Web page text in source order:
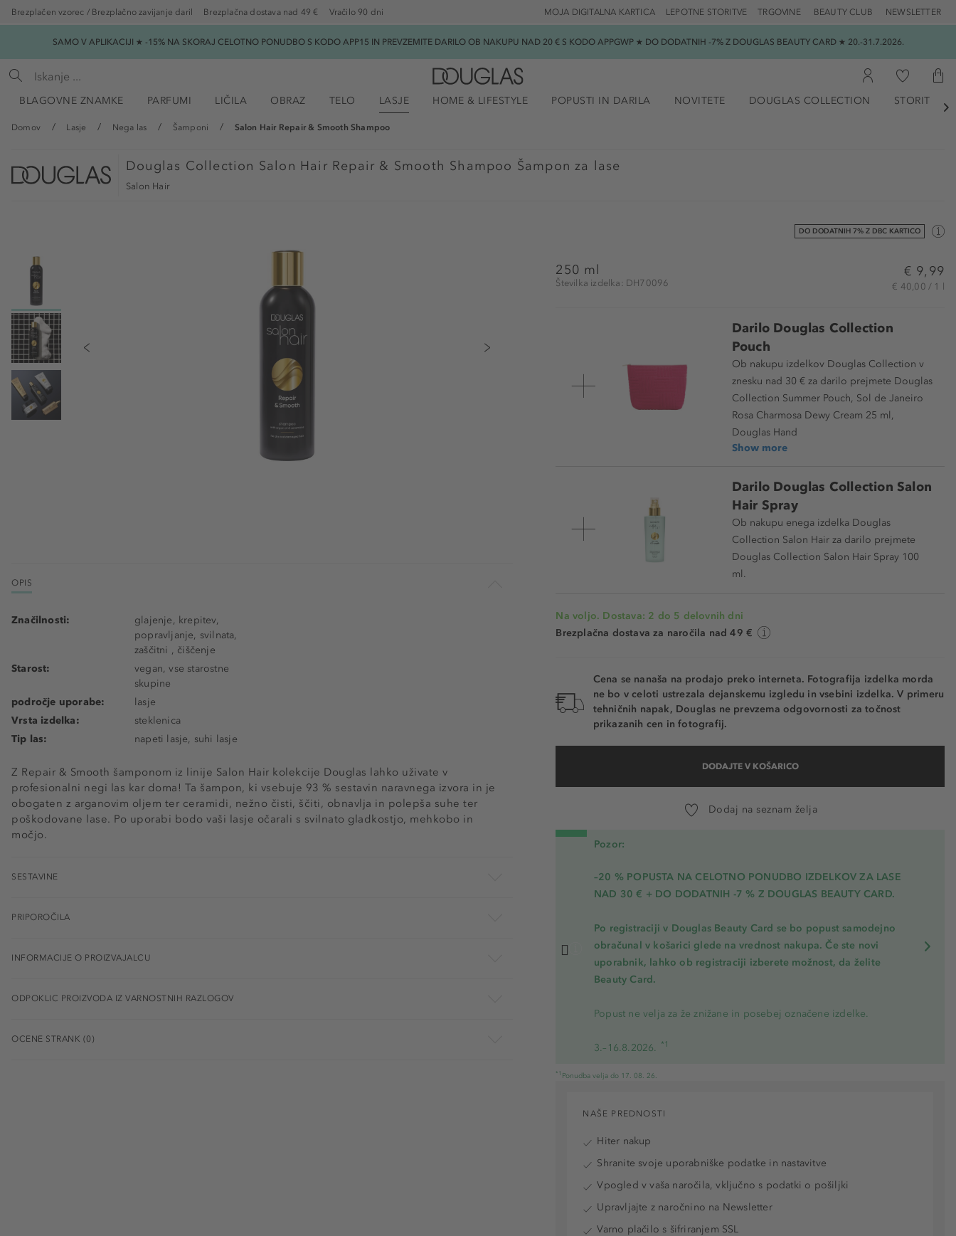
Brezplačen vzorec / Brezplačno zavijanje daril Brezplačna dostava nad 49 € Vračilo 90 dni TRGOVINE BEAUTY CLUB NEWSLETTER
LEPOTNE STORITVE
MOJA DIGITALNA KARTICA
SAMO V APLIKACIJI ★ -15% NA SKORAJ CELOTNO PONUDBO S KODO APP15 IN PREVZEMITE DARILO OB NAKUPU NAD 20 € S KODO APPGWP ★ DO DODATNIH -7% Z DOUGLAS BEAUTY CARD ★ 20.-31.7.2026.
BLAGOVNE ZNAMKE PARFUMI LIČILA OBRAZ TELO LASJE HOME & LIFESTYLE POPUSTI IN DARILA NOVITETE DOUGLAS COLLECTION STORITVE

Domov Lasje Nega las Šamponi Salon Hair Repair & Smooth Shampoo
Douglas Collection Salon Hair Repair & Smooth Shampoo Šampon za lase
Salon Hair
DO DODATNIH 7% Z DBC KARTICO
250 ml
Številka izdelka: DH70096
€ 9,99
€ 40,00 / 1 l
Darilo Douglas Collection
Pouch
Ob nakupu izdelkov Douglas Collection v
znesku nad 30 € za darilo prejmete Douglas
Collection Summer Pouch, Sol de Janeiro
Rosa Charmosa Dewy Cream 25 ml,
Douglas Hand
Show more
Darilo Douglas Collection Salon
Hair Spray
Ob nakupu enega izdelka Douglas
Collection Salon Hair za darilo prejmete
Douglas Collection Salon Hair Spray 100
ml.
Na voljo. Dostava: 2 do 5 delovnih dni
Brezplačna dostava za naročila nad 49 €
Cena se nanaša na prodajo preko interneta. Fotografija izdelka morda
ne bo v celoti ustrezala dejanskemu izgledu in vsebini izdelka. V primeru
tehničnih napak, Douglas ne prevzema odgovornosti za točnost
prikazanih cen in fotografij.
DODAJTE V KOŠARICO
Dodaj na seznam želja
Pozor:
–20 % POPUSTA NA CELOTNO PONUDBO IZDELKOV ZA LASE
NAD 30 € + DO DODATNIH -7 % Z DOUGLAS BEAUTY CARD.
Po registraciji v Douglas Beauty Card se bo popust samodejno
obračunal v košarici glede na vrednost nakupa. Če ste novi
uporabnik, lahko ob registraciji izberete možnost, da želite
Beauty Card.
Popust ne velja za že znižane in posebej označene izdelke.
3.–16.8.2026. *1
*1 Ponudba velja do 17. 08. 26.
OPIS
Z Repair & Smooth šamponom iz linije Salon Hair kolekcije Douglas lahko uživate v
profesionalni negi las kar doma! Ta šampon, ki vsebuje 93 % sestavin naravnega izvora in je
obogaten z arganovim oljem ter ceramidi, nežno čisti, ščiti, obnavlja in polepša suhe ter
poškodovane lase. Po uporabi bodo vaši lasje očarali s svilnato gladkostjo, mehkobo in
močjo.
Značilnosti:
glajenje, krepitev,
popravljanje, svilnata,
zaščitni , čiščenje
Starost:
vegan, vse starostne
skupine
področje uporabe:
lasje
Vrsta izdelka:
steklenica
Tip las:
napeti lasje, suhi lasje
SESTAVINE
PRIPOROČILA
INFORMACIJE O PROIZVAJALCU
ODPOKLIC PROIZVODA IZ VARNOSTNIH RAZLOGOV
OCENE STRANK (0)
NAŠE PREDNOSTI
Hiter nakup
Shranite svoje uporabniške podatke in nastavitve
Vpogled v vaša naročila, vključno s podatki o pošiljki
Upravljajte z naročnino na Newsletter
Varno plačilo s šifriranjem SSL